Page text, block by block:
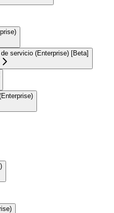
servicio (Enterprise) [Beta]